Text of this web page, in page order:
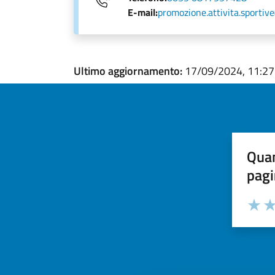
E-mail:
Ultimo aggiornamento: 17/09/2024, 11:27
Valuta